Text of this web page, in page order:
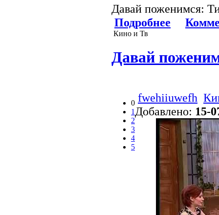
Давай поженимся:
Подробнее
Кино и Тв
Давай
0
1
2
3
4
5
fwehiiuwefh
Добавлено: 15-